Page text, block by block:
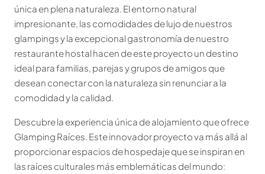
única en plena naturaleza. El entorno natural
impresionante, las comodidades de lujo de nuestros
glampings y la excepcional gastronomía de nuestro
restaurante hostal hacen de este proyecto un destino
ideal para familias, parejas y grupos de amigos que
desean conectar con la naturaleza sin renunciar a la
comodidad y la calidad.
Descubre la experiencia única de alojamiento que ofrece
Glamping Raíces. Este innovador proyecto va más allá al
proporcionar espacios de hospedaje que se inspiran en
las raíces culturales más emblemáticas del mundo: